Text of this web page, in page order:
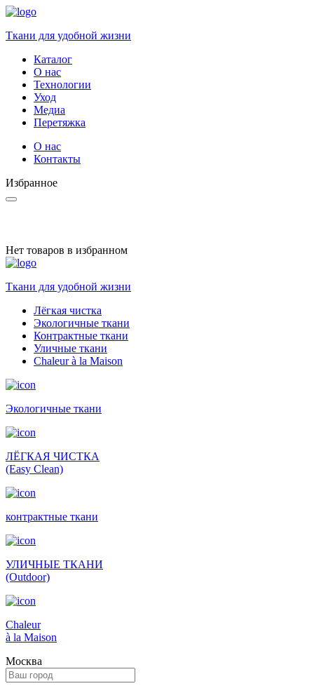
Ткани для удобной жизни
Каталог
О нас
Технологии
Уход
Медиа
Перетяжка
О нас
Контакты
Избранное
Нет товаров в избранном
Ткани для удобной жизни
Лёгкая чистка
Экологичные ткани
Контрактные ткани
Уличные ткани
Сhaleur à la Maison
Экологичные ткани
ЛЁГКАЯ ЧИСТКА
(Easy Clean)
контрактные ткани
УЛИЧНЫЕ ТКАНИ
(Outdoor)
Сhaleur
à la Maison
Москва